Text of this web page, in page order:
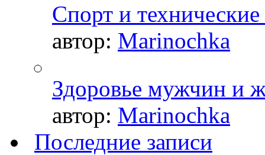
Спорт и
автор: Marinochka
Здоровье мужчин и
автор: Marinochka
Последние записи